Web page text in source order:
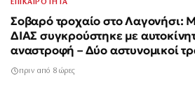
ΕΠΙΚΑΙΡΟΤΗΤΑ
Σοβαρό τροχαίο στο Λαγονήσι:
ΔΙΑΣ συγκρούστηκε με
αναστροφή – Δύο αστυνομικοί
πριν από 8 ώρες